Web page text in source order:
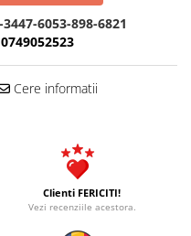
3447-6053-898-6821
0749052523
Cere informatii
Clienti FERICITI!
Vezi recenziile acestora.